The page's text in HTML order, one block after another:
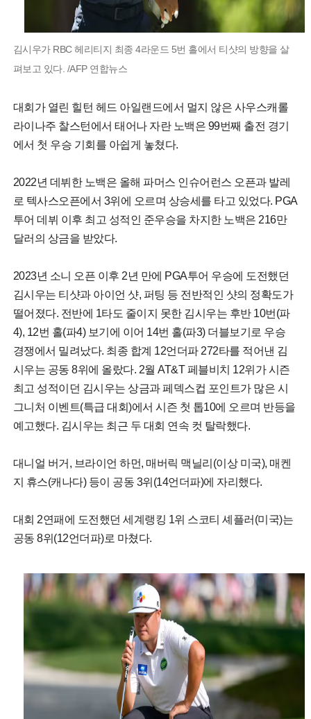
김시우가 RBC 헤리티지 최종 4라운드 5번 홀에서 티샷의 방향을 살
펴보고 있다. /AFP 연합뉴스
대회가 열린 힐턴 헤드 아일랜드에서 멀지 않은 사우스캐롤
라이나주 찰스턴에서 태어나 자란 노백은 99번째 출전 경기
에서 첫 우승 기회를 아쉽게 놓쳤다.
2022년 데뷔한 노백은 올해 파머스 인슈어런스 오픈과 발레
로 텍사스오픈에서 3위에 오르며 상승세를 타고 있었다. PGA
투어 데뷔 이후 최고 성적인 준우승을 차지한 노백은 216만
달러의 상금을 받았다.
2023년 소니 오픈 이후 2년 만에 PGA투어 우승에 도전했던
김시우는 티샷과 아이언 샷, 퍼팅 등 전반적인 샷의 정확도가
떨어졌다. 전반에 1타도 줄이지 못한 김시우는 후반 10번(파
4), 12번 홀(파4) 보기에 이어 14번 홀(파3) 더블보기로 우승
경쟁에서 밀려났다. 최종 합계 12언더파 272타를 적어낸 김
시우는 공동 8위에 올랐다. 2월 AT&T 페블비치 12위가 시즌
최고 성적이던 김시우는 상금과 페덱스컵 포인트가 많은 시
그니처 이벤트(특급 대회)에서 시즌 첫 톱10에 오르며 반등을
예고했다. 김시우는 최근 두 대회 연속 컷 탈락했다.
대니얼 버거, 브라이언 하먼, 매버릭 맥닐리(이상 미국), 매켄
지 휴스(캐나다) 등이 공동 3위(14언더파)에 자리했다.
대회 2연패에 도전했던 세계랭킹 1위 스코티 셰플러(미국)는
공동 8위(12언더파)로 마쳤다.